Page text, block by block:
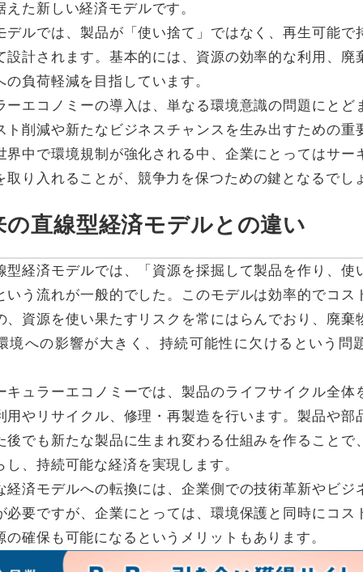
えた新しい経済モデルです。
デルでは、製品が「使い捨て」ではなく、再生可能で
設計されます。基本的には、資源の効率的な利用、廃
の負荷軽減を目指しています。
ーエコノミーの導入は、単なる環境意識の問題にとど
ト削減や新たなビジネスチャンスを生み出すための重
界中で環境規制が強化される中、企業にとってはサー
取り入れることが、競争力を保つための鍵となるでし
の直線型経済モデルとの違い
型経済モデルでは、「資源を採掘して製品を作り、使
いう流れが一般的でした。このモデルは効率的でコス
、資源を使い果たすリスクを常にはらんでおり、廃棄
境への影響が大きく、持続可能性に欠けるという問
キュラーエコノミーでは、製品のライフサイクル全体
用やリサイクル、修理・再製造を行います。製品や部
後でも新たな製品に生まれ変わる仕組みを作ることで
し、持続可能な経済を実現します。
経済モデルへの転換には、企業側での技術革新やビジ
必要ですが、企業にとっては、環境保護と同時にコス
の確保も可能になるというメリットもあります。